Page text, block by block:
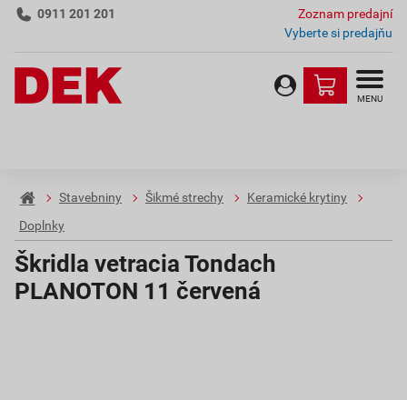
0911 201 201
Zoznam predajní
Vyberte si predajňu
MENU
Stavebniny Šikmé strechy
Keramické krytiny
Doplnky
Škridla vetracia Tondach
PLANOTON 11 červená